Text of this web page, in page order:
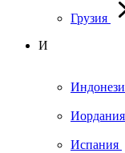
Грузия
И
Иордания
Испания